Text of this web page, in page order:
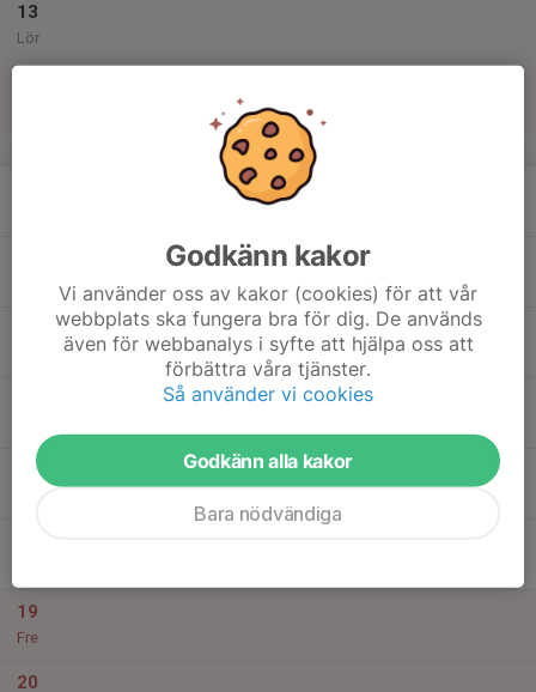
13
Lör
v.25
Barmarksträning U12 (2015-2016)
20:00
Måndagsfys U14 (2013-2014)
Golfängen
Crossfit VT 2026 U14 (2013-2014)
Crossfit VT 2026 Junior/Senior (2010-)
19
Fre
20
Godkänn kakor
Vi använder oss av kakor (cookies) för att vår
webbplats ska fungera bra för dig. De används
även för webbanalys i syfte att hjälpa oss att
förbättra våra tjänster.
Så använder vi cookies
Godkänn alla kakor
Bara nödvändiga